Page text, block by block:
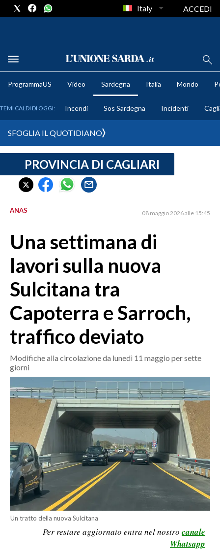
METEO
CRONACA SARDEGNA
CAGLIARI
SULCIS IGLESIENTE
ORISTANO E PROVINCIA
GALLURA
NUORO E PROVINCIA
OGLIASTRA
AGENDA
CRONACA
MONDO
POLITICA
ECONOMIA
SERVIZI ALLE IMPRESE
LAVORO
BANDI
SPORT IN SARDEGNA
SPORT
RISULTATI E CLASSIFICHE
Italy ACCEDI
ProgrammaUS Video Sardegna Italia Mondo
TEMI CALDI DI OGGI: Incendi Sos Sardegna Incidenti
SFOGLIA IL QUOTIDIANO
PROVINCIA DI CAGLIARI
ANAS 08 maggio 2026 alle 15:45
Una settimana di
lavori sulla nuova
Sulcitana tra
Capoterra e Sarroch,
traffico deviato
Modifiche alla circolazione da lunedì 11 maggio per sette
giorni
Un tratto della nuova Sulcitana
Per restare aggiornato entra nel nostro canale
Whatsapp